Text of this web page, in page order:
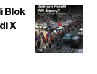
Blok
X